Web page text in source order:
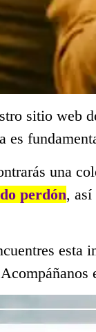
sitio web
es
una
perdón, así
esta